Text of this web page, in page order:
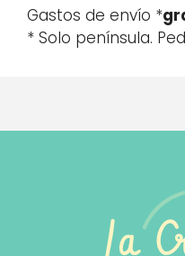
Gastos de envío *
* Solo península.